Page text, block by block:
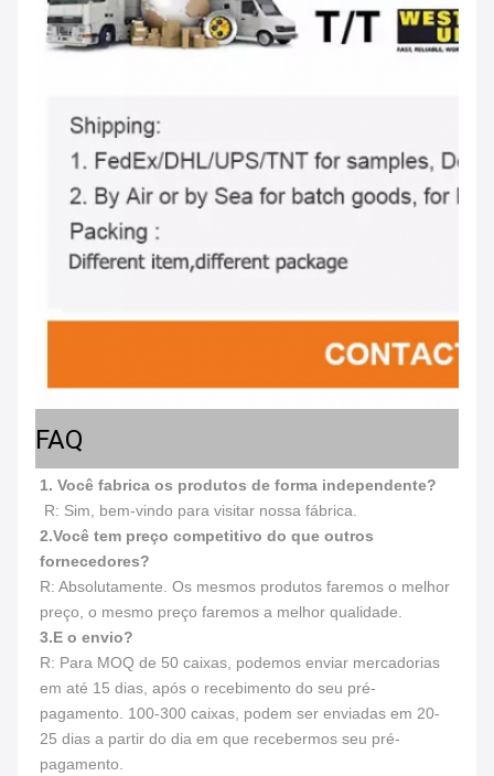
FAQ
1. Você fabrica os produtos de forma independente?
R: Sim, bem-vindo para visitar nossa fábrica.
2.Você tem preço competitivo do que outros
fornecedores?
R: Absolutamente. Os mesmos produtos faremos o melhor
preço, o mesmo preço faremos a melhor qualidade.
3.E o envio?
R: Para MOQ de 50 caixas, podemos enviar mercadorias
em até 15 dias, após o recebimento do seu pré-
pagamento. 100-300 caixas, podem ser enviadas em 20-
25 dias a partir do dia em que recebermos seu pré-
pagamento.